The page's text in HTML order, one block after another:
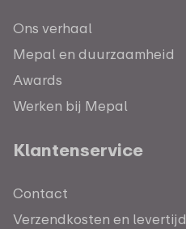
Ons verhaal
Mepal en duurzaamheid
Awards
Werken bij Mepal
Klantenservice
Contact
Verzendkosten en levertijd